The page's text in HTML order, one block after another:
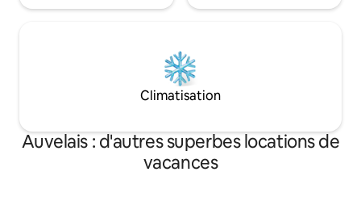
Climatisation
Auvelais : d'autres superbes locations de
vacances